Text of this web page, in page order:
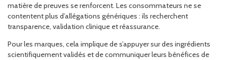
matière de preuves se renforcent. Les consommateurs ne se
contentent plus d’allégations génériques : ils recherchent
transparence, validation clinique et réassurance.
Pour les marques, cela implique de s’appuyer sur des ingrédients
scientifiquement validés et de communiquer leurs bénéfices de